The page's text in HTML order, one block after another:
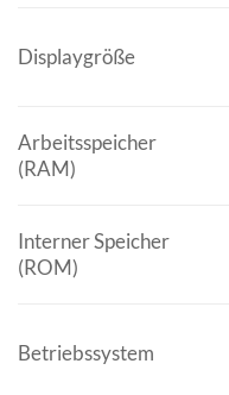
Displaygröße
Arbeitsspeicher
(RAM)
Interner Speicher
(ROM)
Betriebssystem